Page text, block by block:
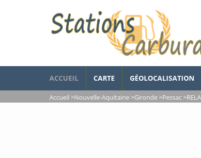
ACCUEIL CARTE GÉOLOCALISATION
Accueil >Nouvelle-Aquitaine>Gironde>Pessac>